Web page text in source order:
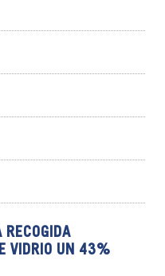
VIDRIO UN 43%